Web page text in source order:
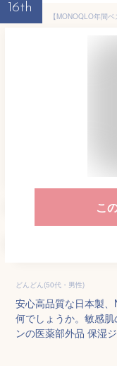
16th
こ
どんどん(50代・男性)
安心高品質な日本製
何でしょうか。敏感
ンの医薬部外品 保湿